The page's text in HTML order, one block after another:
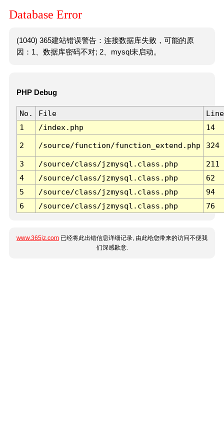
Database Error
(1040) 365建站错误警告：连接数据库失败，可能的原
因：1、数据库密码不对; 2、mysql未启动。
PHP Debug
No. File
Line
1
/index.php 14
2 /source/function/function_extend.php 324
3 /source/class/jzmysql.class.php
211
4
/source/class/jzmysql.class.php
62
5
/source/class/jzmysql.class.php
94
6
/source/class/jzmysql.class.php 76
www.365jz.com 已经将此出错信息详细记录, 由此给您带来的访问不便我
们深感歉意.